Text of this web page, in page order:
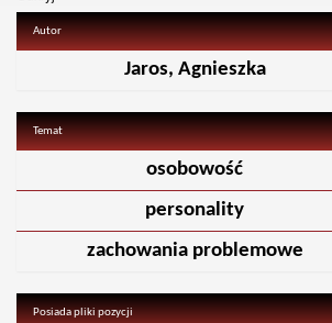
Autor
Jaros, Agnieszka
Temat
osobowość
personality
zachowania problemowe
Posiada pliki pozycji